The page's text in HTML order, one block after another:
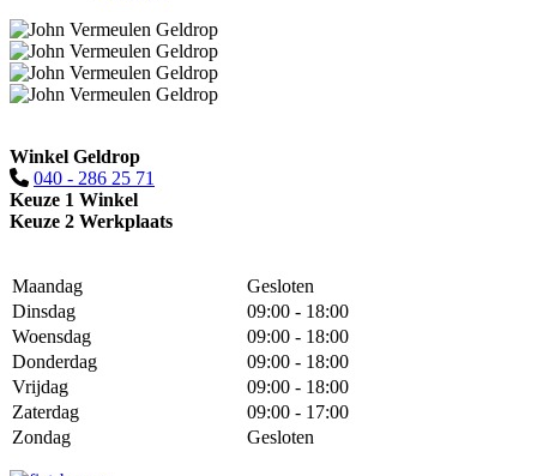
Winkel Geldrop
040 - 286 25 71
Keuze 1 Winkel
Keuze 2 Werkplaats
Maandag
Gesloten
Dinsdag
09:00 - 18:00
Woensdag
09:00 - 18:00
Donderdag
09:00 - 18:00
Vrijdag
09:00 - 18:00
Zaterdag
09:00 - 17:00
Zondag
Gesloten